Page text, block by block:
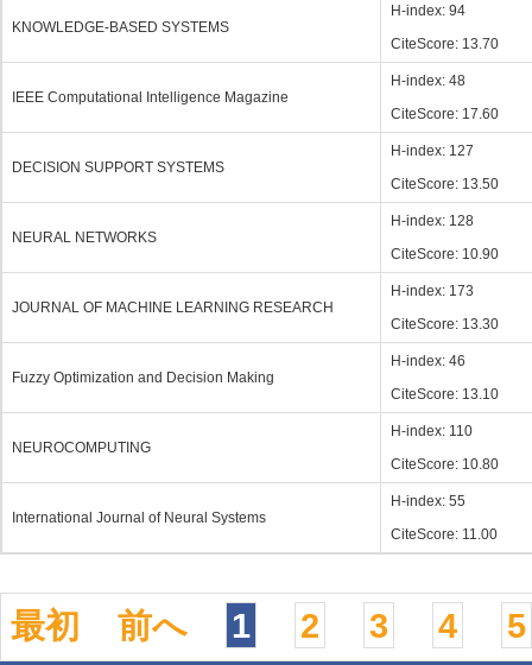
KNOWLEDGE-BASED SYSTEMS
H-index: 94
CiteScore: 13.70
IEEE Computational Intelligence Magazine
H-index: 48
CiteScore: 17.60
DECISION SUPPORT SYSTEMS
H-index: 127
CiteScore: 13.50
NEURAL NETWORKS
H-index: 128
CiteScore: 10.90
JOURNAL OF MACHINE LEARNING RESEARCH
H-index: 173
CiteScore: 13.30
Fuzzy Optimization and Decision Making
H-index: 46
CiteScore: 13.10
NEUROCOMPUTING
H-index: 110
CiteScore: 10.80
International Journal of Neural Systems
H-index: 55
CiteScore: 11.00
最初 前へ 1 2 3 4 5